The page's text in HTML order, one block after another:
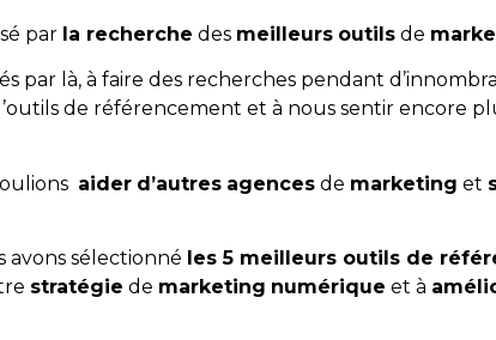
par la recherche des meilleurs outils de
par là, à faire des recherches pendant
de référencement et à nous sentir encore
aider d’autres agences de marketing et
avons sélectionné les 5 meilleurs outils de
stratégie de marketing numérique et à